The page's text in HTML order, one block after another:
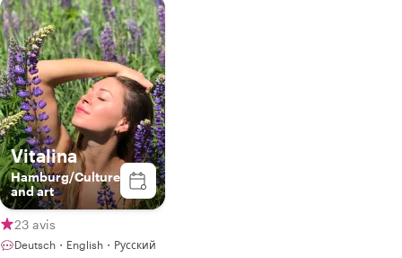
Vitalina
Hamburg/Culture
and art
23 avis
Deutsch・English・Русский